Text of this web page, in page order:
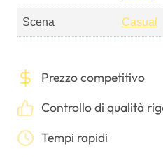
Scena Casual
Prezzo competitivo
Controllo di qualità
Tempi rapidi